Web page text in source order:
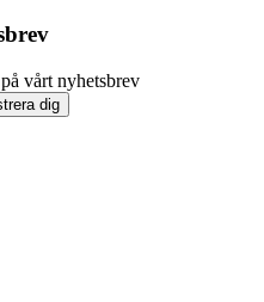
vårt nyhetsbrev
dig